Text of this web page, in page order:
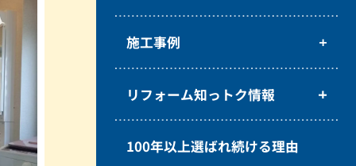
施工事例
リフォーム知っトク情報
100年以上選ばれ続ける理由